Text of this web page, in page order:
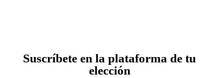
Suscríbete en la plataforma de tu
elección